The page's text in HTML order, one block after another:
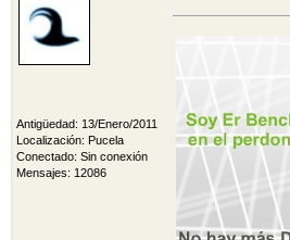
Antigüedad: 13/Enero/2011
Localización: Pucela
Conectado: Sin conexión
Mensajes: 12086